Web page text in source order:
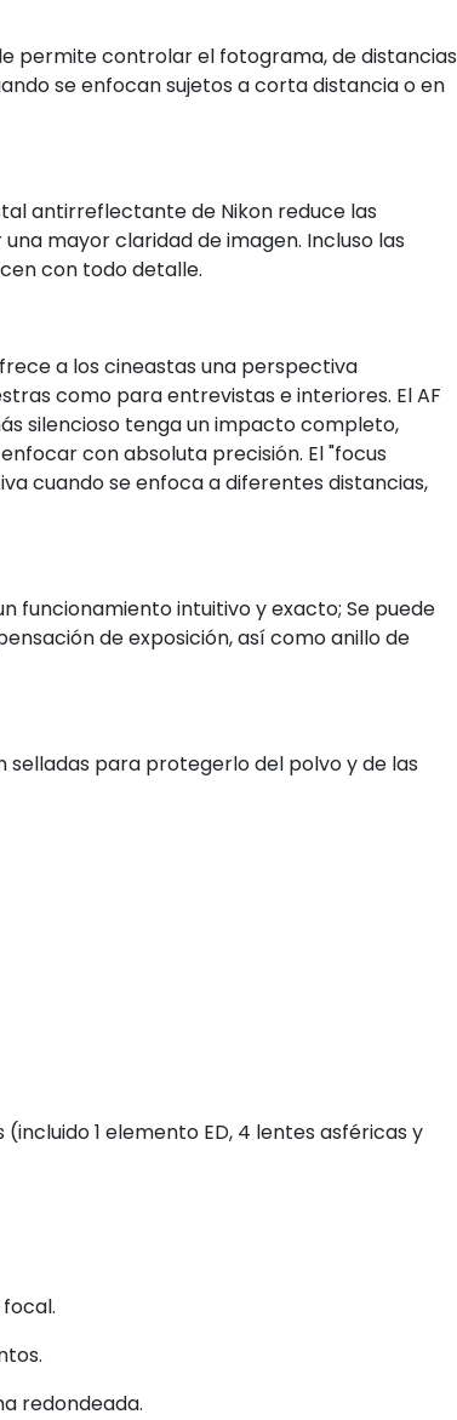
permite controlar el fotograma, de distancias
se enfocan sujetos a corta distancia o en
antirreflectante de Nikon reduce las
mayor claridad de imagen. Incluso las
con todo detalle.
a los cineastas una perspectiva
como para entrevistas e interiores. El AF
silencioso tenga un impacto completo,
con absoluta precisión. El "focus
cuando se enfoca a diferentes distancias,
funcionamiento intuitivo y exacto; Se puede
de exposición, así como anillo de
para protegerlo del polvo y de las
1 elemento ED, 4 lentes asféricas y
redondeada.